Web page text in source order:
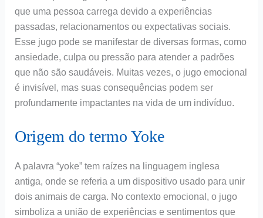
que uma pessoa carrega devido a experiências
passadas, relacionamentos ou expectativas sociais.
Esse jugo pode se manifestar de diversas formas, como
ansiedade, culpa ou pressão para atender a padrões
que não são saudáveis. Muitas vezes, o jugo emocional
é invisível, mas suas consequências podem ser
profundamente impactantes na vida de um indivíduo.
Origem do termo Yoke
A palavra “yoke” tem raízes na linguagem inglesa
antiga, onde se referia a um dispositivo usado para unir
dois animais de carga. No contexto emocional, o jugo
simboliza a união de experiências e sentimentos que